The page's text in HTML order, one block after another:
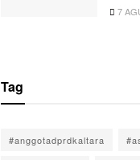
7
Tag
#anggotadprdkaltara